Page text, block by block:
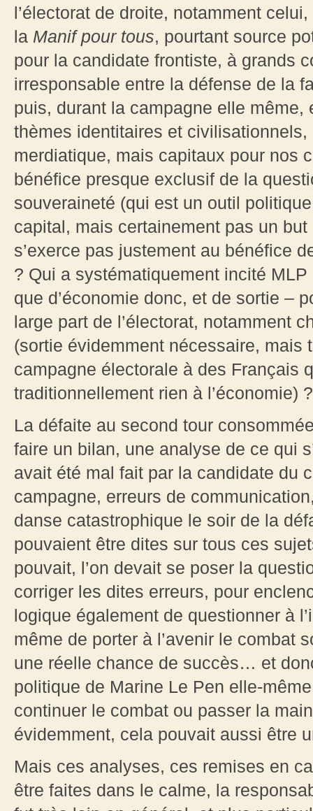
l’électorat de droite, notamment
la Manif pour tous, pourtant source
pour la candidate frontiste, à grands
irresponsable entre la défense de la
puis, durant la campagne elle
thèmes identitaires et
merdiatique, mais capitaux pour nos
bénéfice presque exclusif de la
souveraineté (qui est un outil
capital, mais certainement pas un
s’exerce pas justement au bénéfice
? Qui a systématiquement incité
que d’économie donc, et de sortie –
large part de l’électorat, notamment
(sortie évidemment nécessaire, mais
campagne électorale à des Français
traditionnellement rien à l’économie) ?
La défaite au second tour
faire un bilan, une analyse de ce qui
avait été mal fait par la candidate du
campagne, erreurs de
danse catastrophique le soir de la
pouvaient être dites sur tous ces
pouvait, l’on devait se poser la
corriger les dites erreurs, pour
logique également de questionner à
même de porter à l’avenir le combat
une réelle chance de succès… et
politique de Marine Le Pen elle-
continuer le combat ou passer la
évidemment, cela pouvait aussi être
Mais ces analyses, ces remises en
être faites dans le calme, la